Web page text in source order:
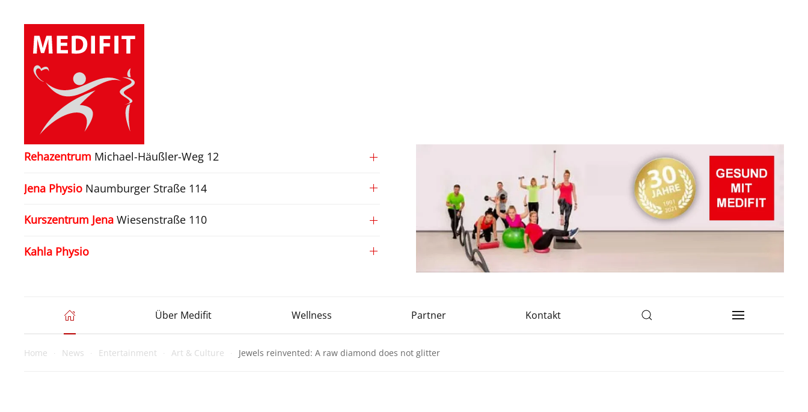
Zum Hauptinhalt springen
Rehazentrum Michael-Häußler-Weg 12
Jena Physio Naumburger Straße 114
Kurszentrum Jena Wiesenstraße 110
Kahla Physio
Über Medifit Wellness Partner Kontakt
Home News Entertainment Art & Culture Jewels reinvented: A raw diamond does not glitter